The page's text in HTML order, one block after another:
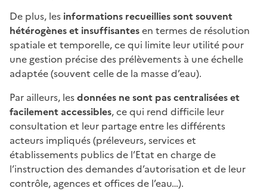
De plus, les informations recueillies sont souvent
hétérogènes et insuffisantesen termes de résolution
spatiale et temporelle, ce qui limite leur utilité pour
une gestion précise des prélèvements à une échelle
adaptée (souvent celle de la masse d’eau).
Par ailleurs, lesdonnées ne sont pas centralisées et
facilement accessibles, ce qui rend difficile leur
consultation et leur partage entre les différents
acteurs impliqués (préleveurs, services et
établissements publics de l’Etat en charge de
l’instruction des demandes d’autorisation et de leur
contrôle, agences et offices de l’eau…).